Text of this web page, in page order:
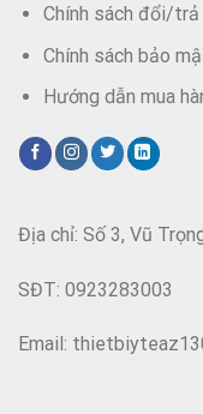
Địa chỉ: Số 3, Vũ
SĐT: 0923283003
Email:
Chính sách đổi/trả
Chính sách bảo
Hướng dẫn mua